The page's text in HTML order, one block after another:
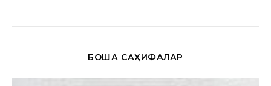
БОШҚА САҲИФАЛАР